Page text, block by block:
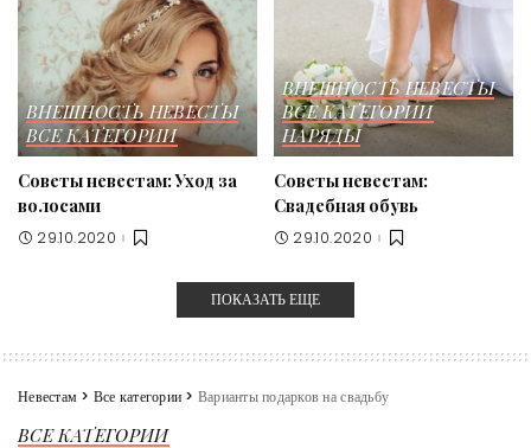
ВНЕШНОСТЬ НЕВЕСТЫ
ВСЕ КАТЕГОРИИ
Советы невестам: Уход за
волосами
29.10.2020
ВНЕШНОСТЬ НЕВЕСТЫ
ВСЕ КАТЕГОРИИ
НАРЯДЫ
Советы невестам:
Свадебная обувь
29.10.2020
ПОКАЗАТЬ ЕЩЕ
Невестам > Все категории > Варианты подарков на свадьбу
ВСЕ КАТЕГОРИИ